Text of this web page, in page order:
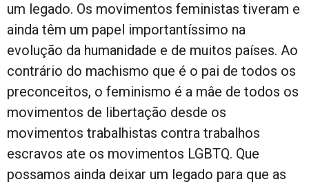
um legado. Os movimentos feministas tiveram e
ainda têm um papel importantíssimo na
evolução da humanidade e de muitos países. Ao
contrário do machismo que é o pai de todos os
preconceitos, o feminismo é a mâe de todos os
movimentos de libertação desde os
movimentos trabalhistas contra trabalhos
escravos ate os movimentos LGBTQ. Que
possamos ainda deixar um legado para que as